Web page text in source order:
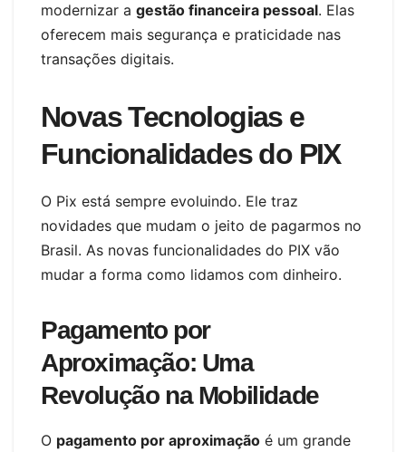
modernizar a gestão financeira pessoal. Elas
oferecem mais segurança e praticidade nas
transações digitais.
Novas Tecnologias e
Funcionalidades do PIX
O Pix está sempre evoluindo. Ele traz
novidades que mudam o jeito de pagarmos no
Brasil. As novas funcionalidades do PIX vão
mudar a forma como lidamos com dinheiro.
Pagamento por
Aproximação: Uma
Revolução na Mobilidade
O pagamento por aproximação é um grande